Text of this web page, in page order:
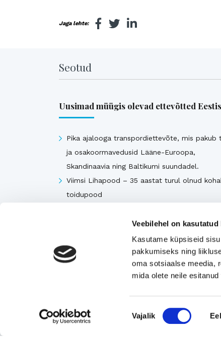
Veebilehel on kasutatud
Kasutame küpsiseid
pakkumiseks ning
oma sotsiaalse meedia,
mida olete neile
Nõusoleku
valik
Vajalik
Jaga lehte:
Seotud
Uusimad müügis olevad ettevõtted Eestis
Pika ajalooga transpordiettevõte, mis pakub
ja osakoormavedusid Lääne-Euroopa,
Skandinaavia ning Baltikumi suundadel.
Viimsi Lihapood – 35 aastat turul olnud
toidupood
ainulaadseid naisterõivaid.
Tugeva turupositsiooniga 3D printimise ja
seadmetega tegelev ettevõte
Rahvusvaheliselt tunnustatud metall- ja
tekstiilkompensaatorite projekteerija ja
Vaata kõiki